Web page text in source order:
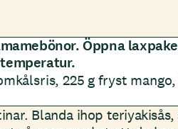
Öppna
225 g fryst
Blanda ihop